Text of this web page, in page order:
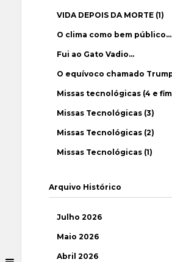
VIDA DEPOIS DA MORTE (1)
O clima como bem público…
Fui ao Gato Vadio…
O equívoco chamado
Missas tecnológicas (4 e
Missas Tecnológicas (3)
Missas Tecnológicas (2)
Missas Tecnológicas (1)
Arquivo Histórico
Julho 2026
Maio 2026
Abril 2026